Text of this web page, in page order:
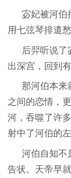
宓妃被河伯
用七弦琴排遣
后羿听说了
出深宫，回到
那河伯本来
之间的恋情，
河，吞噬了许
射中了河伯的
河伯自知不
告状。天帝早